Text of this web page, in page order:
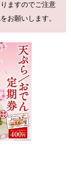
ますのでご注意
お願いします。